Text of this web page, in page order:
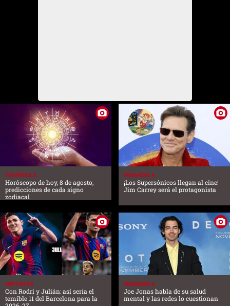
FARANDULA
Horóscopo de hoy, 8 de agosto,
predicciones de cada signo
zodiacal
FARANDULA
¡Los Supersónicos llegan al cine!
Jim Carrey será el protagonista
DEPORTES
Con Rodri y Julián: así sería el
temible 11 del Barcelona para la
FARANDULA
Joe Jonas habla de su salud
mental y las redes lo cuestionan